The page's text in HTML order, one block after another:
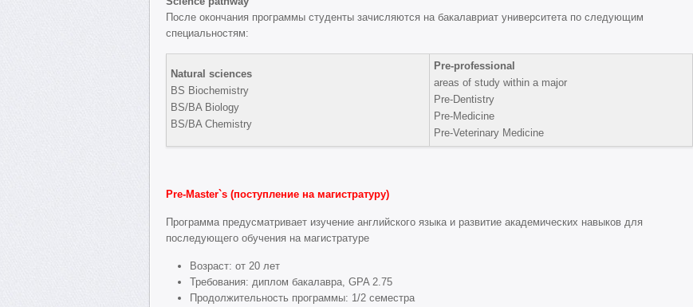
После окончания программы студенты зачисляются на бакалавриат университета по следующим
специальностям:
Natural sciences
BS Biochemistry
BS/BA Biology
BS/BA Chemistry
Pre-professional
areas of study within a major
Pre-Dentistry
Pre-Medicine
Pre-Veterinary Medicine
Pre-Master`s (поступление на магистратуру)
Программа предусматривает изучение английского языка и развитие академических навыков для
последующего обучения на магистратуре
Возраст: от 20 лет
Требования: диплом бакалавра, GPA 2.75
Продолжительность программы: 1/2 семестра